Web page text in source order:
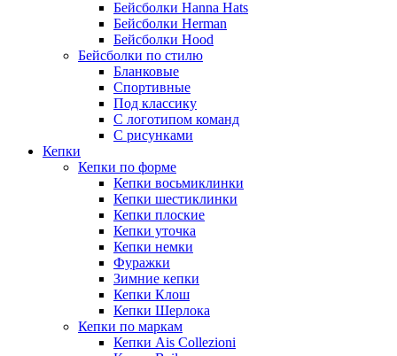
Бейсболки Hanna Hats
Бейсболки Herman
Бейсболки Hood
Бейсболки по стилю
Бланковые
Спортивные
Под классику
С логотипом команд
С рисунками
Кепки
Кепки по форме
Кепки восьмиклинки
Кепки шестиклинки
Кепки плоские
Кепки уточка
Кепки немки
Фуражки
Зимние кепки
Кепки Клош
Кепки Шерлока
Кепки по маркам
Кепки Ais Collezioni